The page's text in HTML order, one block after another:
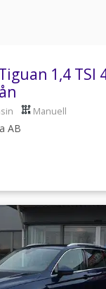
1,4 TSI
Manuell
AB